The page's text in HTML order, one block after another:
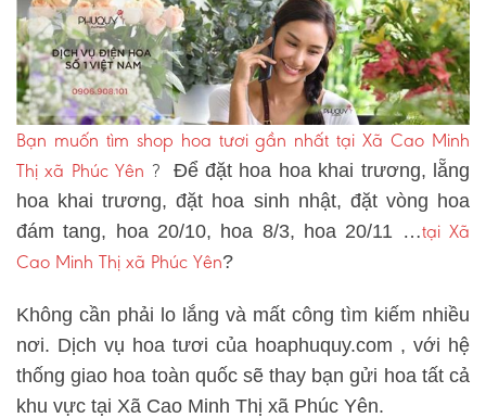
Bạn muốn tìm shop hoa tươi gần nhất tại Xã Cao Minh
Thị xã Phúc Yên ?Để đặt hoa hoa khai trương, lẵng
hoa khai trương, đặt hoa sinh nhật, đặt vòng hoa
đám tang, hoa 20/10, hoa 8/3, hoa 20/11 …tại Xã
Cao Minh Thị xã Phúc Yên?
Không cần phải lo lắng và mất công tìm kiếm nhiều
nơi. Dịch vụ hoa tươi của hoaphuquy.com , với hệ
thống giao hoa toàn quốc sẽ thay bạn gửi hoa tất cả
khu vực tại Xã Cao Minh Thị xã Phúc Yên.